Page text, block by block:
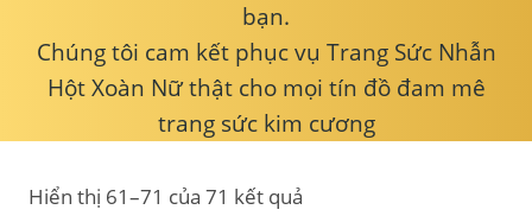
bạn.
Chúng tôi cam kết phục vụ Trang Sức Nhẫn
Hột Xoàn Nữ thật cho mọi tín đồ đam mê
trang sức kim cương
Hiển thị 61–71 của 71 kết quả